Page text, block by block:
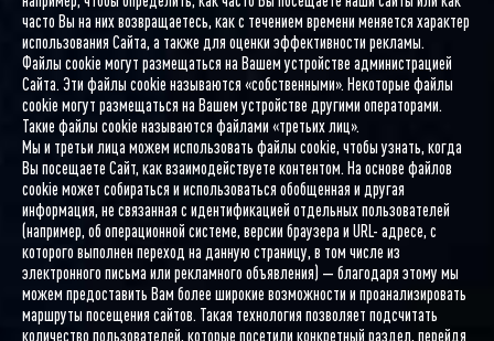
часто Вы на них возвращаетесь, как с течением времени меняется характер
использования Сайта, а также для оценки эффективности рекламы.
Файлы cookie могут размещаться на Вашем устройстве администрацией
Сайта. Эти файлы cookie называются «собственными». Некоторые файлы
cookie могут размещаться на Вашем устройстве другими операторами.
Такие файлы cookie называются файлами «третьих лиц».
Мы и третьи лица можем использовать файлы cookie, чтобы узнать, когда
Вы посещаете Сайт, как взаимодействуете контентом. На основе файлов
cookie может собираться и использоваться обобщенная и другая
информация, не связанная с идентификацией отдельных пользователей
(например, об операционной системе, версии браузера и URL- адресе, с
которого выполнен переход на данную страницу, в том числе из
электронного письма или рекламного объявления) — благодаря этому мы
можем предоставить Вам более широкие возможности и проанализировать
маршруты посещения сайтов. Такая технология позволяет подсчитать
количество пользователей, которые посетили конкретный раздел, перейдя